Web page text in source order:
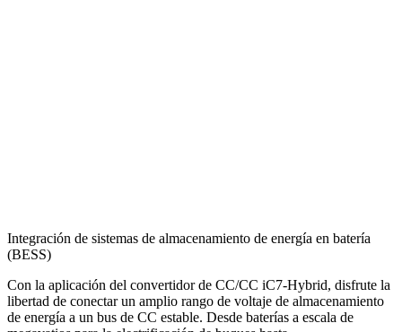
Integración de sistemas de almacenamiento de energía en batería
(BESS)
Con la aplicación del convertidor de CC/CC iC7-Hybrid, disfrute la
libertad de conectar un amplio rango de voltaje de almacenamiento
de energía a un bus de CC estable. Desde baterías a escala de